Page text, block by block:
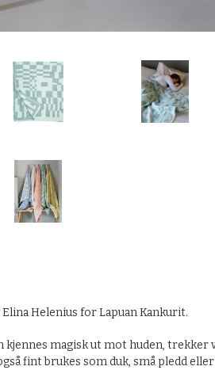
Helenius for Lapuan Kankurit.
kjennes magisk ut mot huden,
fint brukes som duk, små pledd